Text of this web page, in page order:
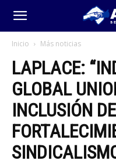
Inicio Más noticias
LAPLACE:
GLOBAL
INCLUSIÓN